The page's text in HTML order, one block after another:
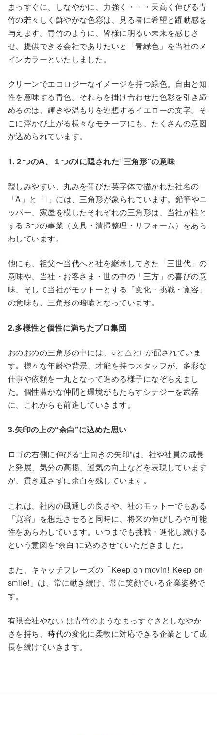
まっすぐに、しなやかに、力強く・・・天高く伸びる青
竹の若々しく鮮やかな色彩は、見る者に希望と躍動感を
与えます。青竹のように、皆様に明るい未来を感じさ
せ、提供できる会社でありたいと「青緑色」を当社のメ
インカラーといたしました。
クリーンでエコロジーなイメージを持つ緑色。自由と知
性を意味する青色。それらを掛け合わせた色彩を引き締
めるのは、輝きや温もりを連想するイエローの文字。そ
こに浮かび上がる様々なモチーフにも、たくさんの意図
が込められています。
1.２つのA、１つのIに隠された“三角形”の意味
親しみやすい、丸みを帯びた英字体で描かれた社名の
「A」と「I」には、三角形が象られています。鉛筆やニ
ッパー、家屋を模したそれぞれの三角形は、当社が柱と
する３つの事業（文具・清掃整理・リフォーム）をあら
わしています。
他にも、祖父〜当代へと社を継承してきた「三世代」の
意味や、当社・お客さま・世の中の「三方」の喜びの意
味、そして当社がモットーとする「変化・挑戦・寛容」
の意味も、三角形の暗喩となっています。
2.多様性と個性に満ちたプロ集団
おのおのの三角形の中には、○と△と□が配されていま
す。様々な年齢や背景、才能を持つスタッフが、多彩な
仕事や依頼を一丸となって進める様子になぞらえまし
た。個性豊かな仲間と環境がもたらすシナジーを武器
に、これからも前進していきます。
3.矢印の上の“余白”に込めた思い
ロゴの右側に伸びる“上向きの矢印”は、社や社員の成長
と発展、気分の高揚、運気の向上などを表現しています
が、貫き通さずに余白を残しています。
これは、社内の風通しの良さや、社のモットーでもある
「寛容」を想起させると同時に、将来の伸びしろや可能
性をあらわしています。いつまでも挑戦・進化し続ける
という意図を“余白”に込めさせていただきました。
また、キャッチフレーズの「Keep on movin! Keep on
smile!」は、常に動き続け、常に笑顔でいる企業姿勢で
す。
有限会社やない は青竹のようなまっすぐさとしなやか
さを持ち、時代の変化に柔軟に対応できる企業として成
長を続けていきます。